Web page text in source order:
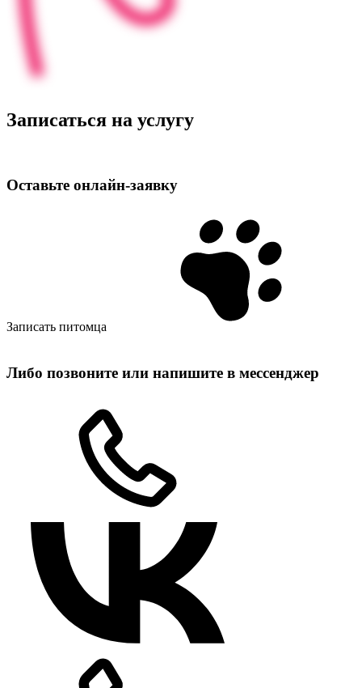
Записаться на услугу
Оставьте онлайн‑заявку
Записать питомца
Либо позвоните или напишите в мессенджер